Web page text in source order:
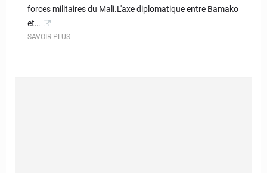
forces militaires du Mali.L'axe diplomatique entre Bamako
et…
SAVOIR PLUS